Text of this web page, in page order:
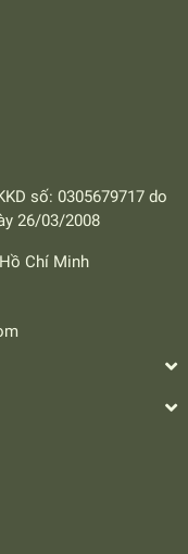
số: 0305679717 do
26/03/2008
Chí Minh